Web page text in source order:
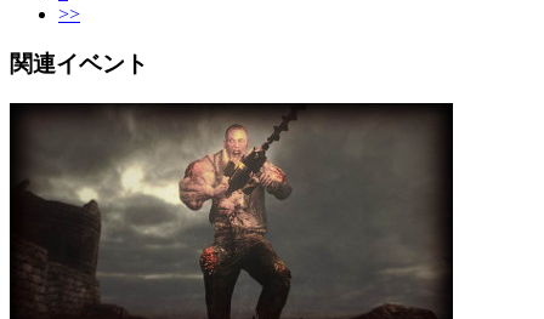
>>
関連イベント